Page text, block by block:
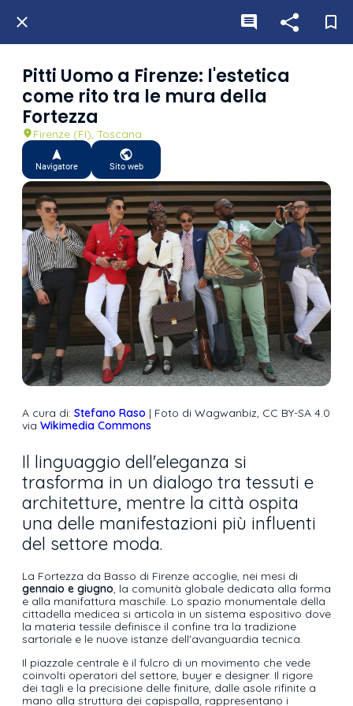
Pitti Uomo a Firenze: l'estetica
come rito tra le mura della
Fortezza
Firenze (FI), Toscana
Navigatore Sito web
A cura di: Stefano Raso | Foto di Wagwanbiz, CC BY-SA 4.0
via Wikimedia Commons
Il linguaggio dell'eleganza si
trasforma in un dialogo tra tessuti e
architetture, mentre la città ospita
una delle manifestazioni più influenti
del settore moda.
La Fortezza da Basso di Firenze accoglie, nei mesi di
gennaio e giugno, la comunità globale dedicata alla forma
e alla manifattura maschile. Lo spazio monumentale della
cittadella medicea si articola in un sistema espositivo dove
la materia tessile definisce il confine tra la tradizione
sartoriale e le nuove istanze dell'avanguardia tecnica.
Il piazzale centrale è il fulcro di un movimento che vede
coinvolti operatori del settore, buyer e designer. Il rigore
dei tagli e la precisione delle finiture, dalle asole rifinite a
mano alla struttura dei capispalla, rappresentano i